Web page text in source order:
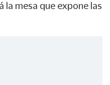
la mesa que expone las